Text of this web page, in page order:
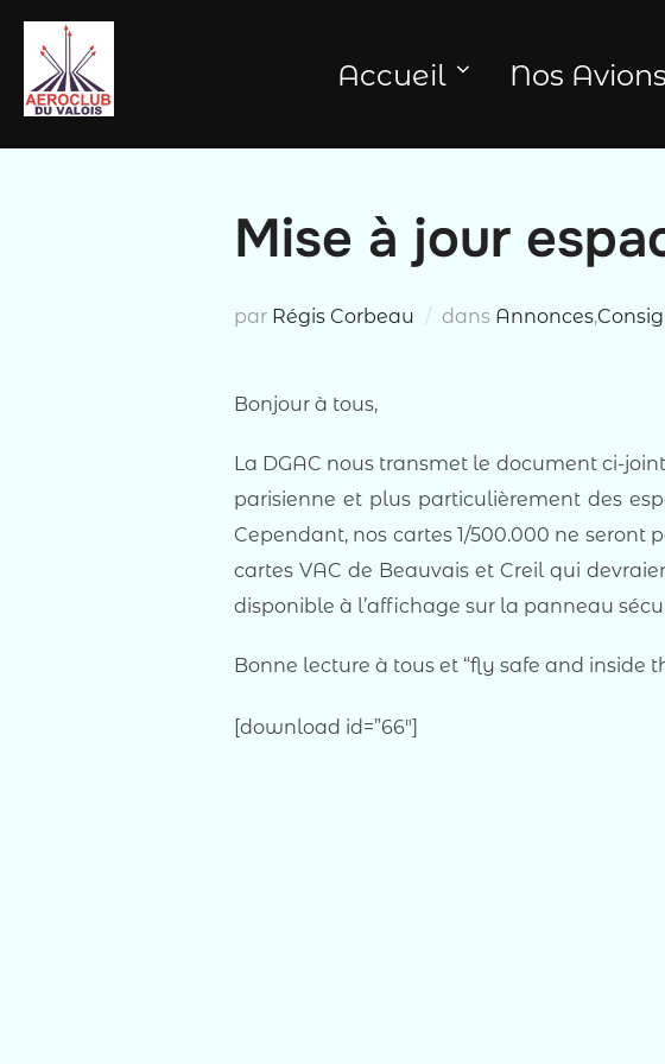
contenu
Accueil Nos Avions
Mise à jour
par Régis Corbeau dans Annonces,
Bonjour à tous,
La DGAC nous transmet le document ci-
parisienne et plus particulièrement des
Cependant, nos cartes 1/500.000 ne seront
cartes VAC de Beauvais et Creil qui
disponible à l’affichage sur la panneau
Bonne lecture à tous et “fly safe and inside
[download id=”66″]